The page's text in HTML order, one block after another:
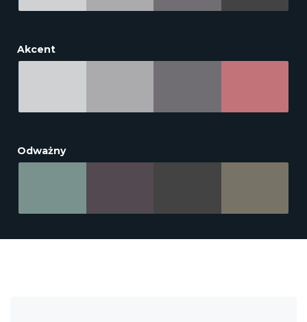
Akcent
Odważny